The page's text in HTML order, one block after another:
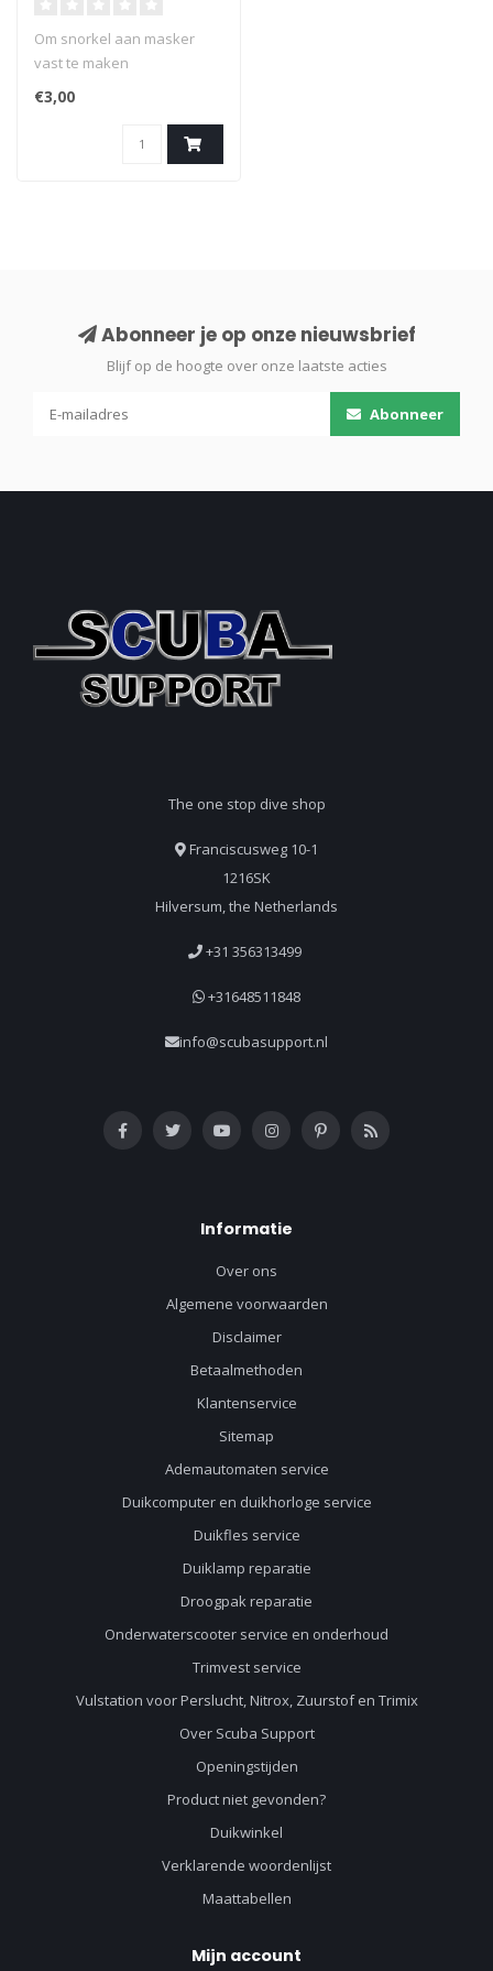
Om snorkel aan masker
vast te maken
€3,00
Abonneer je op onze nieuwsbrief
Blijf op de hoogte over onze laatste acties
Abonneer
The one stop dive shop
Franciscusweg 10-1
1216SK
Hilversum, the Netherlands
+31 356313499
+31648511848
info@scubasupport.nl
Informatie
Over ons
Algemene voorwaarden
Disclaimer
Betaalmethoden
Klantenservice
Sitemap
Ademautomaten service
Duikcomputer en duikhorloge service
Duikfles service
Duiklamp reparatie
Droogpak reparatie
Onderwaterscooter service en onderhoud
Trimvest service
Vulstation voor Perslucht, Nitrox, Zuurstof en Trimix
Over Scuba Support
Openingstijden
Product niet gevonden?
Duikwinkel
Verklarende woordenlijst
Maattabellen
Mijn account